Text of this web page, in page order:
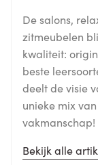
De salons,
zitmeubelen
kwaliteit:
beste
deelt de visie
unieke mix
vakmanschap!
Bekijk alle